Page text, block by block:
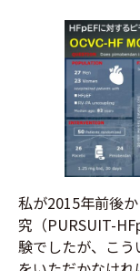
私が2015年前後
究（PURSUIT-
験でしたが、こ